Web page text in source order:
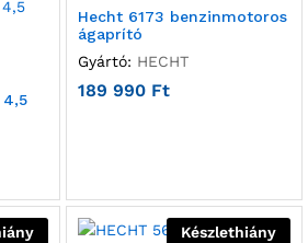
4,5
Hecht 6173 benzinmotoros
ágaprító
Gyártó: HECHT
189 990 Ft
Készlethiány